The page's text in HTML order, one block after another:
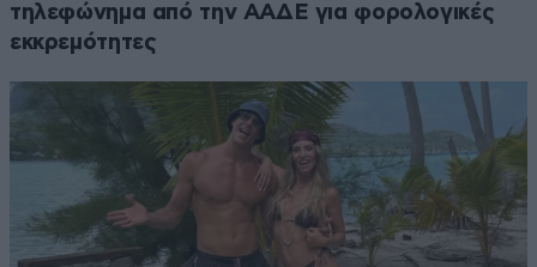
τηλεφώνημα από την ΑΑΔΕ για φορολογικές
εκκρεμότητες